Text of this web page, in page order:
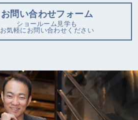
お問い合わせフォーム
ショールーム見学も
お気軽にお問い合わせください